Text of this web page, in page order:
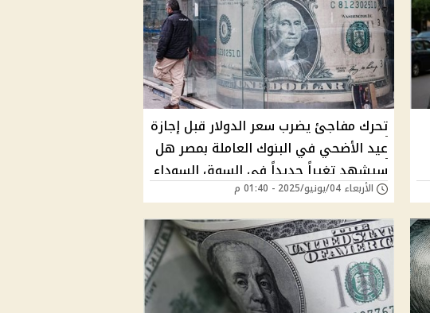
تحرك مفاجئ يضرب سعر الدولار قبل إجازة
عيد الأضحي في البنوك العاملة بمصر هل
سيشهد تغيراً جديداً في السوق السوداء
- تحويل 500 دولار بكام جنيه؟
الأربعاء 04/يونيو/2025 - 01:40 م